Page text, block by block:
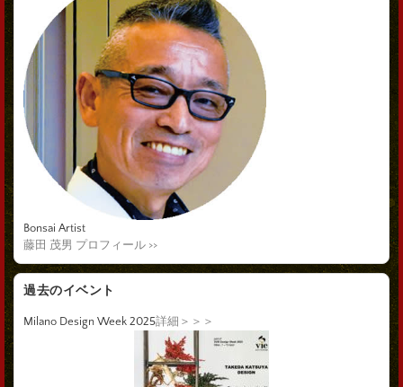
Bonsai Artist
藤田 茂男 プロフィール >>
過去のイベント
Milano Design Week 2025詳細＞＞＞